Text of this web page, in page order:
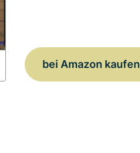
bei Amazon kaufen